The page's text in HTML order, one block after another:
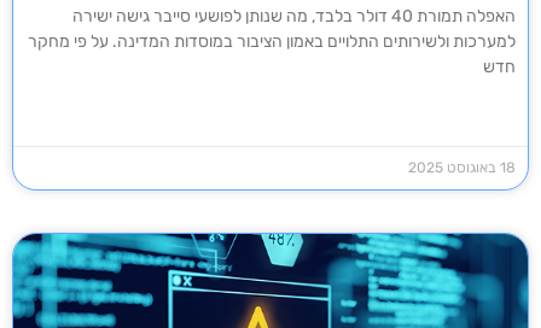
האפלה תמורת 40 דולר בלבד, מה שנותן לפושעי סייבר גישה ישירה
למערכות ולשירותים התלויים באמון הציבור במוסדות המדינה. על פי מחקר
חדש
18 באוגוסט 2025